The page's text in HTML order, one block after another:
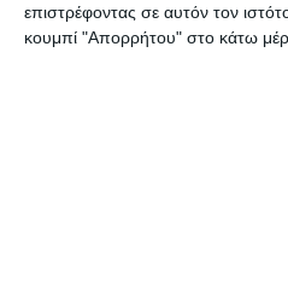
επιστρέφοντας σε αυτόν τον
κουμπί "Απορρήτου" στο κάτω